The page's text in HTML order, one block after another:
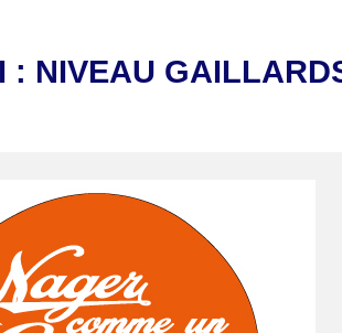
: NIVEAU